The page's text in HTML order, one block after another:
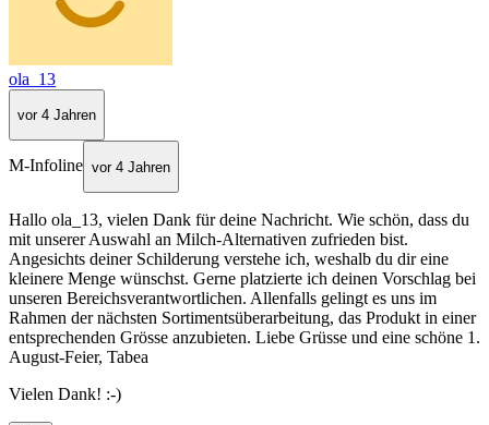
ola_13
vor 4 Jahren
M-Infoline vor 4 Jahren
Hallo ola_13, vielen Dank für deine Nachricht. Wie schön, dass du
mit unserer Auswahl an Milch-Alternativen zufrieden bist.
Angesichts deiner Schilderung verstehe ich, weshalb du dir eine
kleinere Menge wünschst. Gerne platzierte ich deinen Vorschlag bei
unseren Bereichsverantwortlichen. Allenfalls gelingt es uns im
Rahmen der nächsten Sortimentsüberarbeitung, das Produkt in einer
entsprechenden Grösse anzubieten. Liebe Grüsse und eine schöne 1.
August-Feier, Tabea
Vielen Dank! :-)